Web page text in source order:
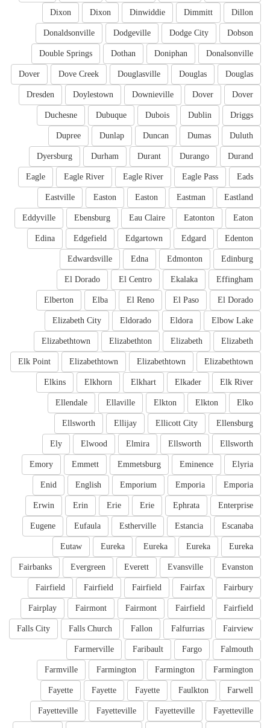
Dillon
Dimmitt
Dinwiddie
Dixon
Dixon
Dobson
Dodge City
Dodgeville
Donaldsonville
Donalsonville
Doniphan
Dothan
Double Springs
Douglas
Douglas
Douglasville
Dove Creek
Dover
Dover
Dover
Downieville
Doylestown
Dresden
Driggs
Dublin
Dubois
Dubuque
Duchesne
Duluth
Dumas
Duncan
Dunlap
Dupree
Durand
Durango
Durant
Durham
Dyersburg
Eads
Eagle Pass
Eagle River
Eagle River
Eagle
Eastland
Eastman
Easton
Easton
Eastville
Eaton
Eatonton
Eau Claire
Ebensburg
Eddyville
Edenton
Edgard
Edgartown
Edgefield
Edina
Edinburg
Edmonton
Edna
Edwardsville
Effingham
Ekalaka
El Centro
El Dorado
El Dorado
El Paso
El Reno
Elba
Elberton
Elbow Lake
Eldora
Eldorado
Elizabeth City
Elizabeth
Elizabeth
Elizabethton
Elizabethtown
Elizabethtown
Elizabethtown
Elizabethtown
Elk Point
Elk River
Elkader
Elkhart
Elkhorn
Elkins
Elko
Elkton
Elkton
Ellaville
Ellendale
Ellensburg
Ellicott City
Ellijay
Ellsworth
Ellsworth
Ellsworth
Elmira
Elwood
Ely
Elyria
Eminence
Emmetsburg
Emmett
Emory
Emporia
Emporia
Emporium
English
Enid
Enterprise
Ephrata
Erie
Erie
Erin
Erwin
Escanaba
Estancia
Estherville
Eufaula
Eugene
Eureka
Eureka
Eureka
Eureka
Eutaw
Evanston
Evansville
Everett
Evergreen
Fairbanks
Fairbury
Fairfax
Fairfield
Fairfield
Fairfield
Fairfield
Fairfield
Fairmont
Fairmont
Fairplay
Fairview
Falfurrias
Fallon
Falls Church
Falls City
Falmouth
Fargo
Faribault
Farmerville
Farmington
Farmington
Farmington
Farmville
Farwell
Faulkton
Fayette
Fayette
Fayette
Fayetteville
Fayetteville
Fayetteville
Fayetteville